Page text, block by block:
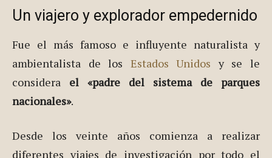
Un viajero y explorador empedernido
Fue el más famoso e influyente naturalista y
ambien­talista de los Estados Unidos y se le
considera el «padre del sistema de parques
nacionales».
Desde los veinte años comienza a realizar
diferentes viajes de investigación por todo el